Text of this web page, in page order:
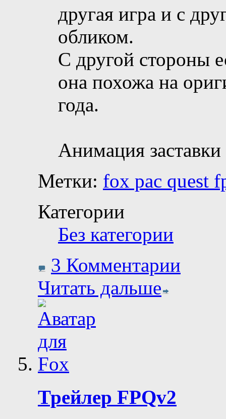
другая игра и с
обликом.
С другой стороны
она похожа на
года.
Анимация
Метки: fox pac quest
Категории
Без категории
3 Комментарии
Читать дальше
Трейлер FPQv2